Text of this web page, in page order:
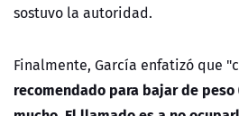
sostuvo la autoridad.
Finalmente, García enfatizó que
recomendado para bajar de peso